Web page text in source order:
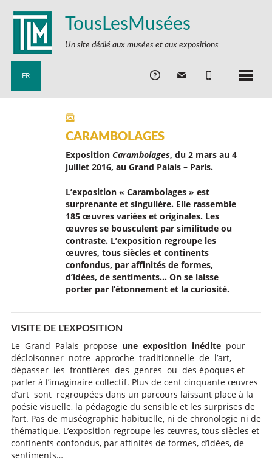
TousLesMusées
Un site dédié aux musées et aux expositions
FR
CARAMBOLAGES
Exposition Carambolages, du 2 mars au 4
juillet 2016, au Grand Palais – Paris.
L’exposition « Carambolages » est
surprenante et singulière. Elle rassemble
185 œuvres variées et originales. Les
œuvres se bousculent par similitude ou
contraste. L’exposition regroupe les
œuvres, tous siècles et continents
confondus, par affinités de formes,
d’idées, de sentiments… On se laisse
porter par l’étonnement et la curiosité.
VISITE DE L'EXPOSITION
Le Grand Palais propose une exposition inédite pour
décloisonner notre approche traditionnelle de l’art,
dépasser les frontières des genres ou des époques et
parler à l’imaginaire collectif. Plus de cent cinquante œuvres
d’art sont regroupées dans un parcours laissant place à la
poésie visuelle, la pédagogie du sensible et les surprises de
l’art. Pas de muséographie habituelle, ni de chronologie ni de
thématique. L’exposition regroupe les œuvres, tous siècles et
continents confondus, par affinités de formes, d’idées, de
sentiments…